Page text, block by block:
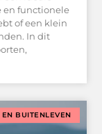
en functionele
of een klein
In dit
BUITENLEVEN